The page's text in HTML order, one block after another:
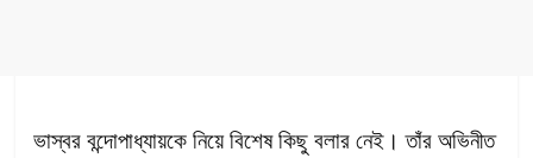
ভাস্বর বন্দোপাধ্যায়কে নিয়ে বিশেষ কিছু বলার নেই। তাঁর অভিনীত